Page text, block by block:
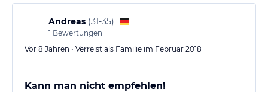
Andreas (31-35)
1 Bewertungen
Vor 8 Jahren • Verreist als Familie im Februar 2018
Kann man nicht empfehlen!